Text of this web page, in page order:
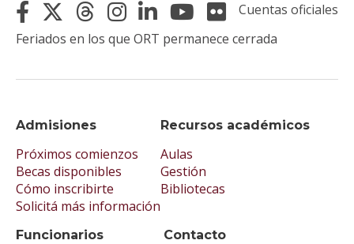
Admisiones
Próximos comienzos
Becas disponibles
Cómo inscribirte
Solicitá más información
Recursos académicos
Aulas
Gestión
Bibliotecas
Funcionarios Contacto
Cuentas oficiales
Feriados en los que ORT permanece cerrada